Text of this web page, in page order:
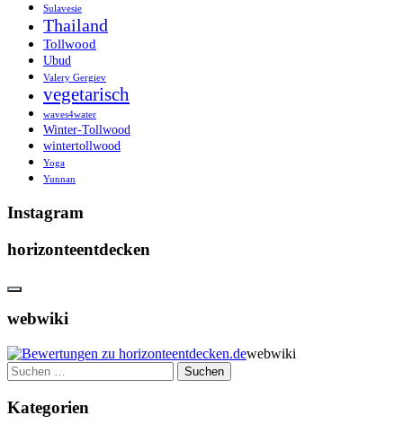
Sulavesie
Thailand
Tollwood
Ubud
Valery Gergiev
vegetarisch
waves4water
Winter-Tollwood
wintertollwood
Yoga
Yunnan
Instagram
horizonteentdecken
webwiki
webwiki
Suchen
nach:
Kategorien